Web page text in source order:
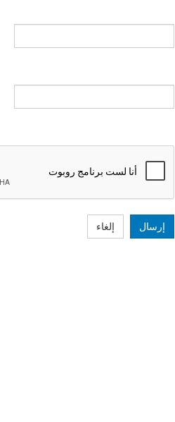
إرسال إلغاء